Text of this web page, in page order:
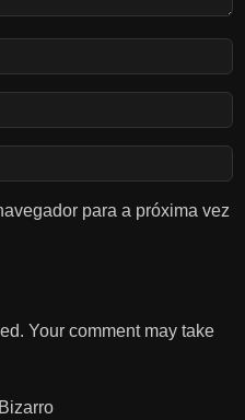
para a próxima vez
Your comment may take